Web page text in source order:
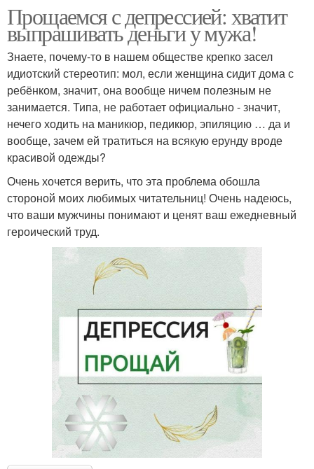
Прощаемся с депрессией: хватит
выпрашивать деньги у мужа!
Знаете, почему-то в нашем обществе крепко засел
идиотский стереотип: мол, если женщина сидит дома с
ребёнком, значит, она вообще ничем полезным не
занимается. Типа, не работает официально - значит,
нечего ходить на маникюр, педикюр, эпиляцию … да и
вообще, зачем ей тратиться на всякую ерунду вроде
красивой одежды?
Очень хочется верить, что эта проблема обошла
стороной моих любимых читательниц! Очень надеюсь,
что ваши мужчины понимают и ценят ваш ежедневный
героический труд.